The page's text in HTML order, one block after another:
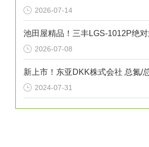
2026-07-14
2026-07-08
2024-07-31